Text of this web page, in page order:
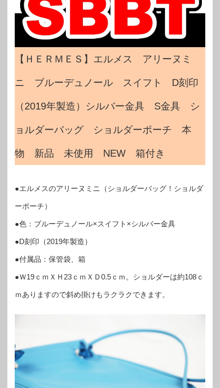
【ＨＥＲＭＥＳ】エルメス アリーヌミ
ニ ブルーデュノール スイフト D刻印
（2019年製造）シルバー金具 S金具 シ
ョルダーバッグ ショルダーポーチ 本
物 新品 未使用 NEW 箱付き
●エルメスのアリーヌミニ（ショルダーバッグ！ショルダ
ーポーチ）
●色：ブルーデュノール×スイフト×シルバー金具
●D刻印（2019年製造）
●付属品：保管袋、箱
●Ｗ19ｃｍＸＨ23ｃｍＸＤ0.5ｃｍ。ショルダーは約108ｃ
ｍありますので斜め掛けもラクラクできます。